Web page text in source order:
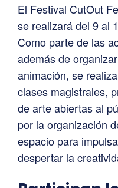
El Festival CutOut
se realizará del 9 al
Como parte de las
además de
animación, se
clases magistrales,
de arte abiertas al
por la organización
espacio para
despertar la